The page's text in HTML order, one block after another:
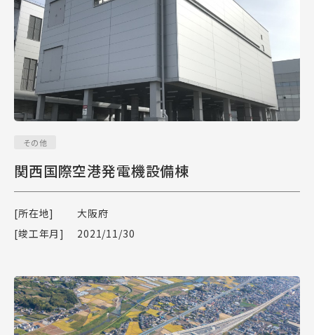
その他
関西国際空港発電機設備棟
[所在地]
大阪府
[竣工年月]
2021/11/30